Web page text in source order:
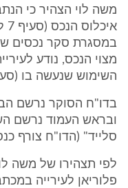
משה לוי הצהיר כי
מצוי הנכס, נודע
השימוש שנעשה בו (סעיף 8
בדו"ח הסוקר נרשם
ובראש העמוד נרשם
סלייד" (הדו"ח צורף
פלוריאן לעירייה